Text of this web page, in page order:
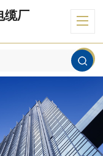
缆厂